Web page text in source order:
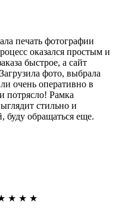
печать фотографии
оказался простым и
быстрое, а сайт
фото, выбрала
очень оперативно в
потрясло! Рамка
стильно и
буду обращаться еще.
★ ★ ★